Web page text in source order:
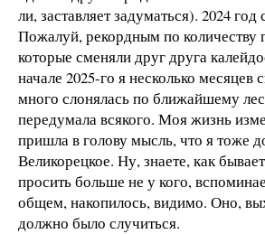
ли, заставляет задуматься). 2024
Пожалуй, рекордным по количеству
которые сменяли друг друга
начале 2025-го я несколько месяцев
много слонялась по ближайшему
передумала всякого. Моя жизнь
пришла в голову мысль, что я тоже
Великорецкое. Ну, знаете, как
просить больше не у кого,
общем, накопилось, видимо. Оно,
должно было случиться.